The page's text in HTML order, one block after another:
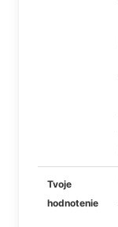
Tvoje
hodnotenie